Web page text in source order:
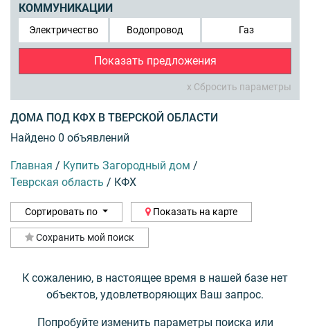
КОММУНИКАЦИИ
Электричество Водопровод Газ
Показать предложения
x Сбросить параметры
ДОМА ПОД КФХ В ТВЕРСКОЙ ОБЛАСТИ
Найдено 0 объявлений
Главная / Купить Загородный дом /
Теврская область / КФХ
Сортировать по Показать на карте
Сохранить мой поиск
К сожалению, в настоящее время в нашей базе нет
объектов, удовлетворяющих Ваш запрос.
Попробуйте изменить параметры поиска или